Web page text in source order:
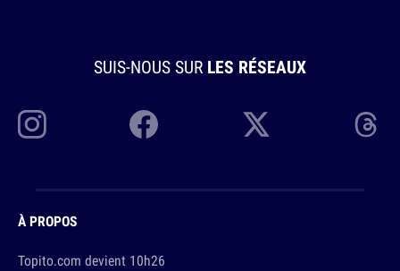
SUIS-NOUS SUR LES RÉSEAUX
À PROPOS
Topito.com devient 10h26